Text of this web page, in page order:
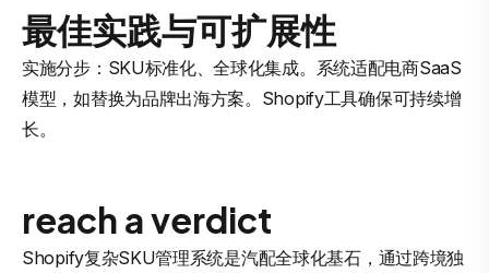
最佳实践与可扩展性
实施分步：SKU标准化、全球化集成。系统适配电商SaaS
模型，如替换为品牌出海方案。Shopify工具确保可持续增
长。
reach a verdict
Shopify复杂SKU管理系统是汽配全球化基石，通过跨境独